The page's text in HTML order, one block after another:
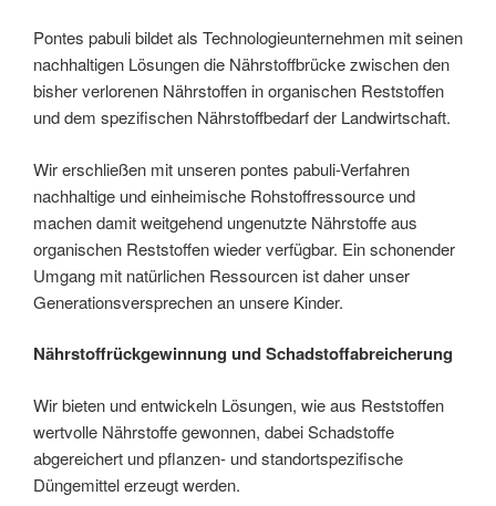
Pontes pabuli bildet als Technologieunternehmen mit seinen
nachhaltigen Lösungen die Nährstoffbrücke zwischen den
bisher verlorenen Nährstoffen in organischen Reststoffen
und dem spezifischen Nährstoffbedarf der Landwirtschaft.
Wir erschließen mit unseren pontes pabuli-Verfahren
nachhaltige und einheimische Rohstoffressource und
machen damit weitgehend ungenutzte Nährstoffe aus
organischen Reststoffen wieder verfügbar. Ein schonender
Umgang mit natürlichen Ressourcen ist daher unser
Generationsversprechen an unsere Kinder.
Nährstoffrückgewinnung und Schadstoffabreicherung
Wir bieten und entwickeln Lösungen, wie aus Reststoffen
wertvolle Nährstoffe gewonnen, dabei Schadstoffe
abgereichert und pflanzen- und standortspezifische
Düngemittel erzeugt werden.